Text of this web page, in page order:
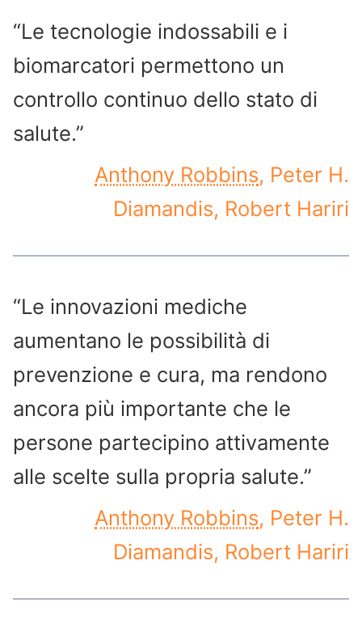
“Le tecnologie indossabili e i
biomarcatori permettono un
controllo continuo dello stato di
salute.”
Anthony Robbins, Peter H.
Diamandis, Robert Hariri
“Le innovazioni mediche
aumentano le possibilità di
prevenzione e cura, ma rendono
ancora più importante che le
persone partecipino attivamente
alle scelte sulla propria salute.”
Anthony Robbins, Peter H.
Diamandis, Robert Hariri